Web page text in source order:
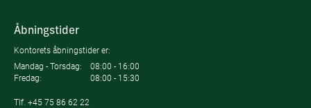
Åbningstider
Kontorets åbningstider er:
Mandag - Torsdag:
08:00 - 16:00
Fredag:
08:00 - 15:30
Tlf. +45 75 86 62 22